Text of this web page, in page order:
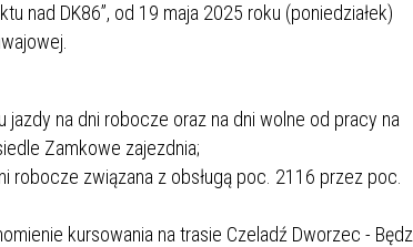
nad DK86”, od 19 maja 2025 roku (poniedziałek)
na dni robocze oraz na dni wolne od pracy na
Zamkowe zajezdnia;
robocze związana z obsługą poc. 2116 przez poc.
kursowania na trasie Czeladź Dworzec -